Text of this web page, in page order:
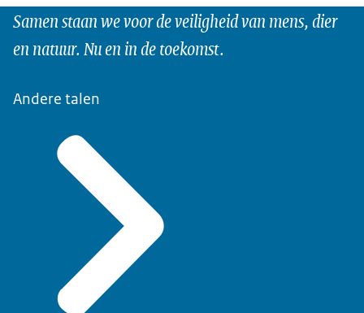
Samen staan we voor de veiligheid van mens, dier
en natuur. Nu en in de toekomst.
Andere talen